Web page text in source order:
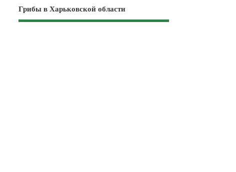
Грибы в Харьковской области